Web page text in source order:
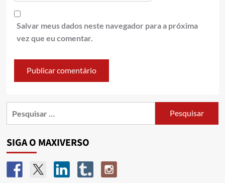
Salvar meus dados neste navegador para a próxima
vez que eu comentar.
SIGA O MAXIVERSO